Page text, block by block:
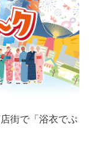
街で「浴衣でぷ